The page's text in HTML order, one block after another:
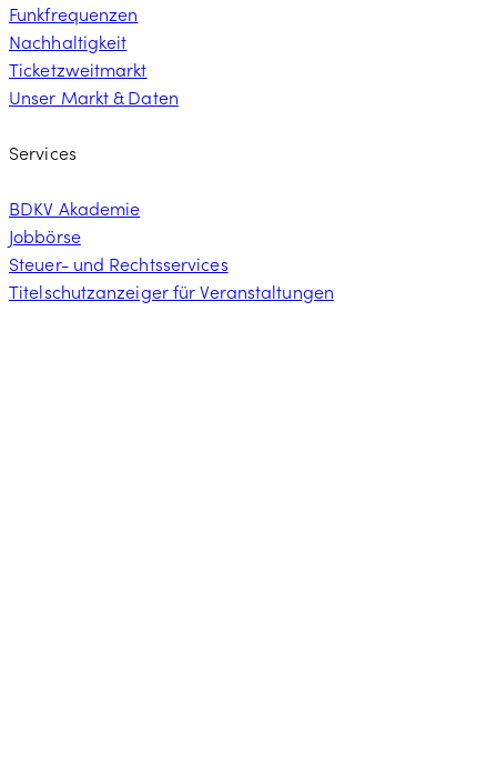
Funkfrequenzen
Nachhaltigkeit
Ticketzweitmarkt
Unser Markt & Daten
Services
BDKV Akademie
Jobbörse
Steuer- und Rechtsservices
Titelschutzanzeiger für Veranstaltungen